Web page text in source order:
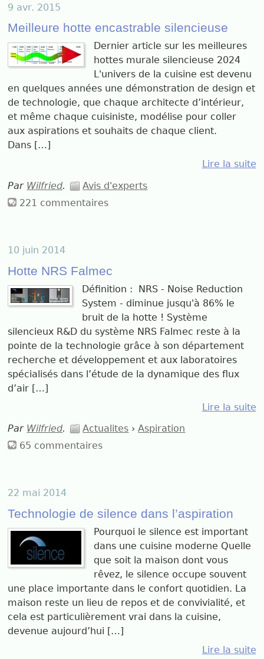
9 avr. 2015
Meilleure hotte encastrable silencieuse
Dernier article sur les meilleures
hottes murale silencieuse 2024
L'univers de la cuisine est devenu
en quelques années une démonstration de design et
de technologie, que chaque architecte d’intérieur,
et même chaque cuisiniste, modélise pour coller
aux aspirations et souhaits de chaque client.
Dans […]
Lire la suite
Par Wilfried.
Avis d'experts
221 commentaires
10 juin 2014
Hotte NRS Falmec
Définition : NRS - Noise Reduction
System - diminue jusqu'à 86% le
bruit de la hotte ! Système
silencieux R&D du système NRS Falmec reste à la
pointe de la technologie grâce à son département
recherche et développement et aux laboratoires
spécialisés dans l’étude de la dynamique des flux
d’air […]
Lire la suite
Par Wilfried. Actualites ›Aspiration
65 commentaires
22 mai 2014
Technologie de silence dans l’aspiration
Pourquoi le silence est important
dans une cuisine moderne Quelle
que soit la maison dont vous
rêvez, le silence occupe souvent
une place importante dans le confort quotidien. La
maison reste un lieu de repos et de convivialité, et
cela est particulièrement vrai dans la cuisine,
devenue aujourd’hui […]
Lire la suite